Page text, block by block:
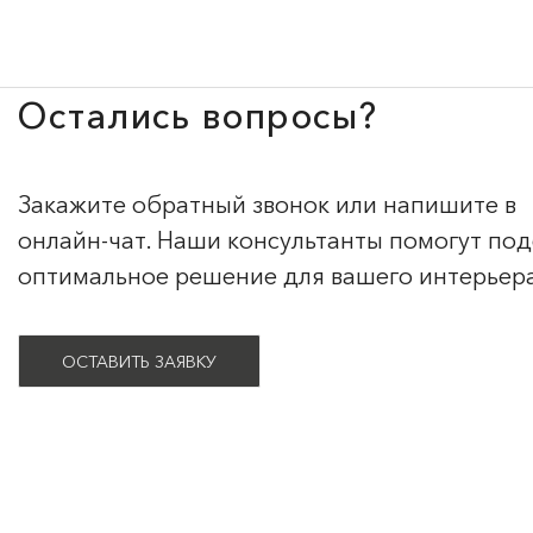
Остались вопросы?
Закажите обратный звонок или напишите в
онлайн-чат. Наши консультанты помогут
оптимальное решение для вашего
ОСТАВИТЬ ЗАЯВКУ